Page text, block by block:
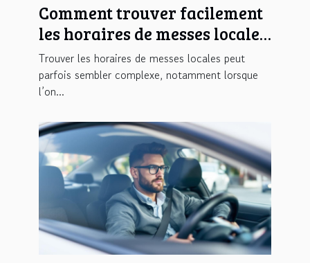
Comment trouver facilement
les horaires de messes locales
?
Trouver les horaires de messes locales peut
parfois sembler complexe, notamment lorsque
l’on...